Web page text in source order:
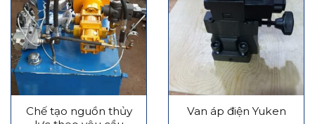
Chế tạo nguồn thủy
Van áp điện Yuken